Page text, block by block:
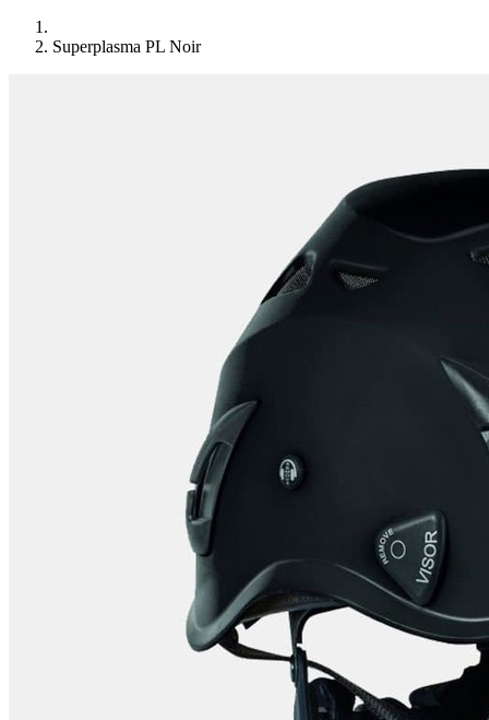
Superplasma PL Noir